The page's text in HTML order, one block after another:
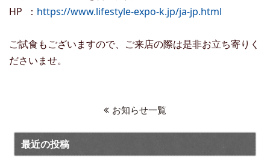
HP ： https://www.lifestyle-expo-k.jp/ja-jp.html
ご試食もございますので、ご来店の際は是非お立ち寄りく
ださいませ。
お知らせ一覧
最近の投稿